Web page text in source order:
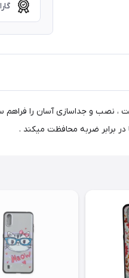
، نصب و جداسازی آسان را فراهم
برابر ضربه محافظت میکند .